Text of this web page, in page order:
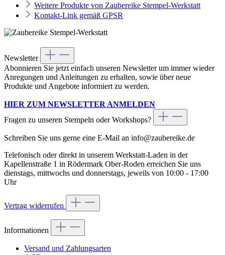
Weitere Produkte von Zaubereike Stempel-Werkstatt
Kontakt-Link gemäß GPSR
Newsletter
Abonnieren Sie jetzt einfach unseren Newsletter um immer wieder
Anregungen und Anleitungen zu erhalten, sowie über neue
Produkte und Angebote informiert zu werden.
HIER ZUM NEWSLETTER ANMELDEN
Fragen zu unseren Stempeln oder Workshops?
Schreiben Sie uns gerne eine E-Mail an info@zaubereike.de
Telefonisch oder direkt in unserem Werkstatt-Laden in der
Kapellenstraße 1 in Rödermark Ober-Roden erreichen Sie uns
dienstags, mittwochs und donnerstags, jeweils von 10:00 - 17:00
Uhr
Vertrag widerrufen
Informationen
Versand und Zahlungsarten